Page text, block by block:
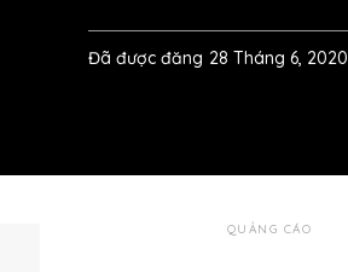
Đã được đăng 28 Tháng 6, 2020
QUẢNG CÁO